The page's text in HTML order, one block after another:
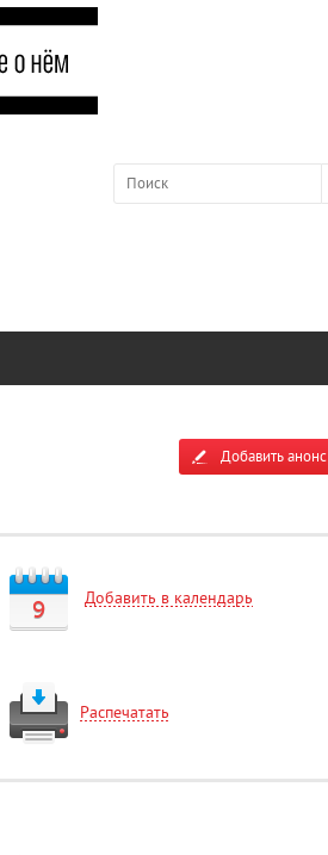
Добавить анонс
9 Добавить в календарь
Распечатать